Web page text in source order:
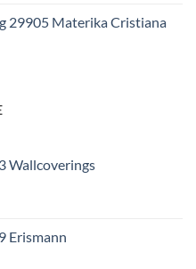
29905 Materika Cristiana
Wallcoverings
Erismann